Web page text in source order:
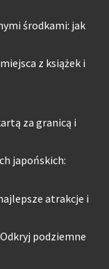
środkami: jak
z książek i
za granicą i
japońskich:
atrakcje i
podziemne